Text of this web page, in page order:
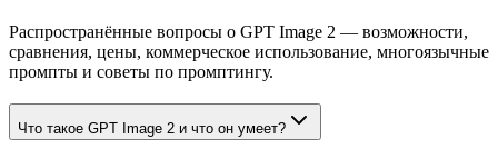
Распространённые вопросы о GPT Image 2 — возможности,
сравнения, цены, коммерческое использование, многоязычные
промпты и советы по промптингу.
Что такое GPT Image 2 и что он умеет?